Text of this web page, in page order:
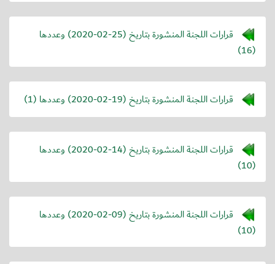
قرارات اللجنة المنشورة بتاريخ (2020-02-25) وعددها
(16)
قرارات اللجنة المنشورة بتاريخ (2020-02-19) وعددها (1)
قرارات اللجنة المنشورة بتاريخ (2020-02-14) وعددها
(10)
قرارات اللجنة المنشورة بتاريخ (2020-02-09) وعددها
(10)